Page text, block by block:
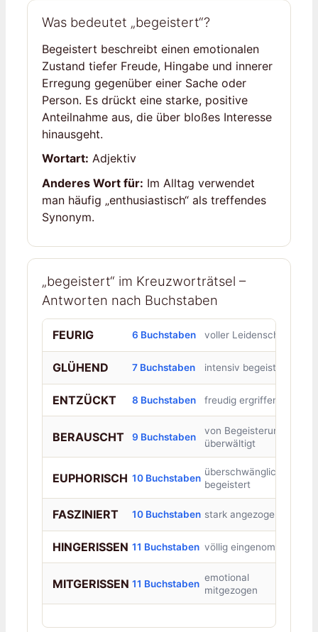
Was bedeutet „begeistert“?
Begeistert beschreibt einen emotionalen
Zustand tiefer Freude, Hingabe und innerer
Erregung gegenüber einer Sache oder
Person. Es drückt eine starke, positive
Anteilnahme aus, die über bloßes Interesse
hinausgeht.
Wortart: Adjektiv
Anderes Wort für: Im Alltag verwendet
man häufig „enthusiastisch“ als treffendes
Synonym.
„begeistert“ im Kreuzworträtsel –
Antworten nach Buchstaben
FEURIG 6 Buchstaben voller Leidenschaft
GLÜHEND 7 Buchstaben intensiv begeistert
ENTZÜCKT 8 Buchstaben freudig ergriffen
BERAUSCHT 9 Buchstaben
von Begeisterung
überwältigt
EUPHORISCH 10 Buchstaben
überschwänglich
begeistert
FASZINIERT 10 Buchstaben stark angezogen
HINGERISSEN 11 Buchstaben völlig eingenommen
MITGERISSEN 11 Buchstaben
emotional
mitgezogen